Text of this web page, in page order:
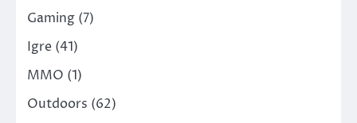
Gaming (7)
Igre (41)
MMO (1)
Outdoors (62)